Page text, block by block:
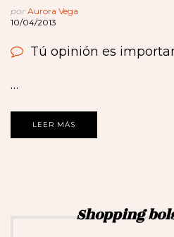
por Aurora Vega
10/04/2013
Tú opinión es
…
LEER MÁS
Shopping